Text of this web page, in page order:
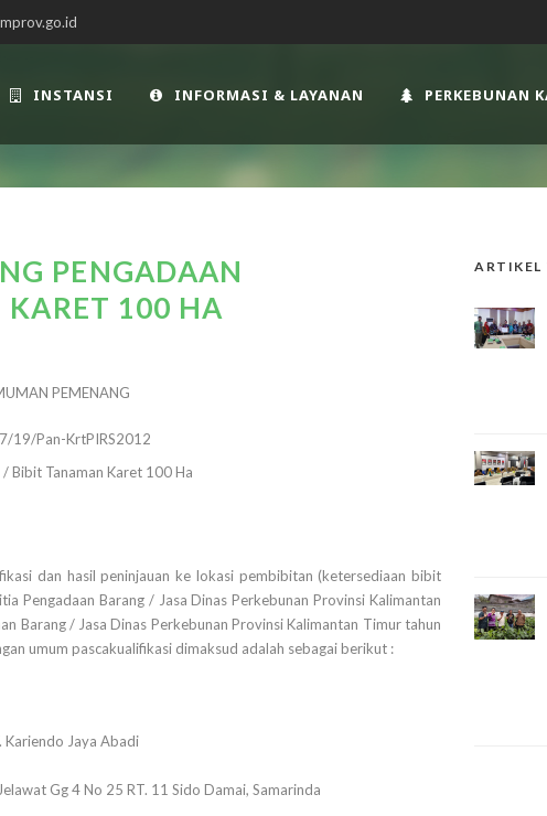
INSTANSI INFORMASI & LAYANAN PERKEBUNAN
PENGADAAN
100 HA
PEMENANG
19/Pan-KrtPIRS2012
/ Bibit Tanaman Karet 100 Ha
dan hasil peninjauan ke lokasi pembibitan (ketersediaan bibit
Pengadaan Barang / Jasa Dinas Perkebunan Provinsi Kalimantan
Barang / Jasa Dinas Perkebunan Provinsi Kalimantan Timur tahun
umum pascakualifikasi dimaksud adalah sebagai berikut :
Kariendo Jaya Abadi
Gg 4 No 25 RT. 11 Sido Damai, Samarinda
ARTIKEL